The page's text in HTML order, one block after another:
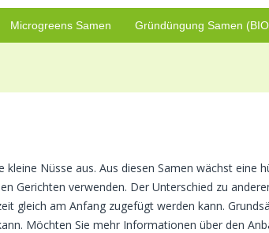
Microgreens Samen Gründüngung Samen
Nüsse aus. Aus diesen Samen wächst eine
Gerichten verwenden. Der Unterschied zu
gleich am Anfang zugefügt werden kann.
Möchten Sie mehr Informationen über den